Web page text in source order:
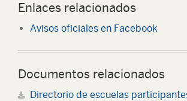
Enlaces relacionados
Avisos oficiales en Facebook
Documentos relacionados
Directorio de escuelas